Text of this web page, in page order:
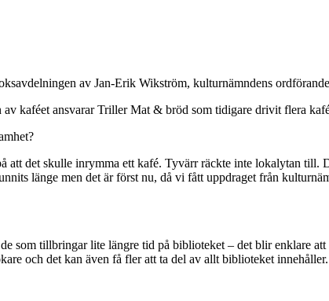
av Jan-Erik Wikström, kulturnämndens
kaféet ansvarar Triller Mat & bröd som tidigare drivit flera
att det skulle inrymma ett kafé. Tyvärr räckte inte lokalytan till.
länge men det är först nu, då vi fått uppdraget från
tillbringar lite längre tid på biblioteket – det blir enklare
och det kan även få fler att ta del av allt biblioteket innehåller.